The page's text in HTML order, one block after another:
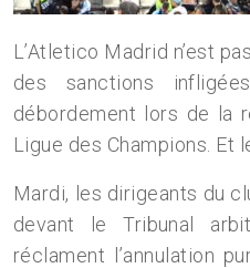
L’Atletico Madrid n’est
des sanctions
débordement lors de la
Ligue des Champions. Et
Mardi, les dirigeants du
devant le Tribunal
réclament l’annulation